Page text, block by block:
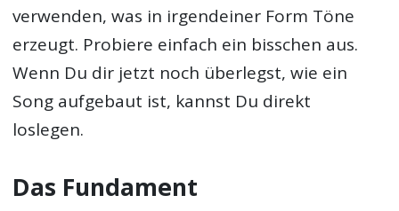
verwenden, was in irgendeiner Form Töne
erzeugt. Probiere einfach ein bisschen aus.
Wenn Du dir jetzt noch überlegst, wie ein
Song aufgebaut ist, kannst Du direkt
loslegen.
Das Fundament